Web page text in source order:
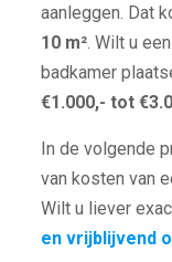
aanleggen. Dat
10 m². Wilt u
badkamer
€1.000,- tot
In de volgende
van kosten van
Wilt u liever
en vrijblijvend